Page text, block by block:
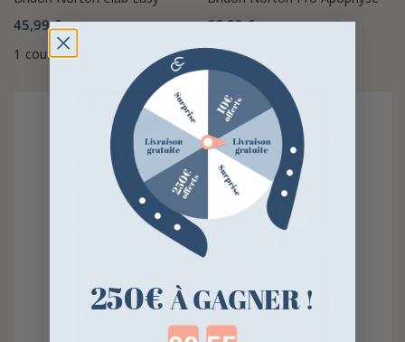
45,99 €
1 couleur
66,99 €
1 couleur
250€ À GAGNER !
Countdown ends in: